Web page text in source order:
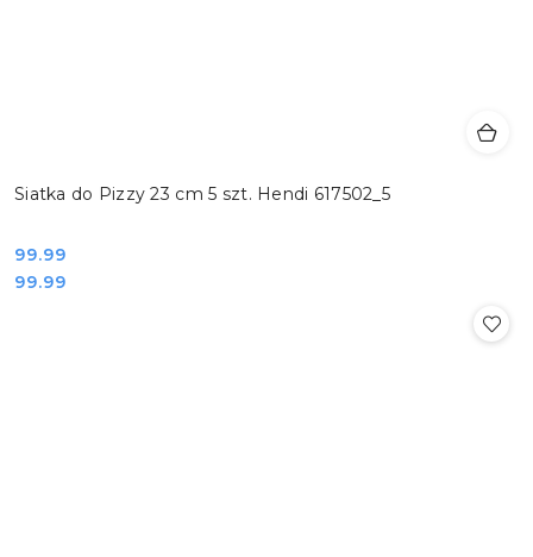
Siatka do Pizzy 23 cm 5 szt. Hendi 617502_5
Cena:
99.99
Cena:
99.99